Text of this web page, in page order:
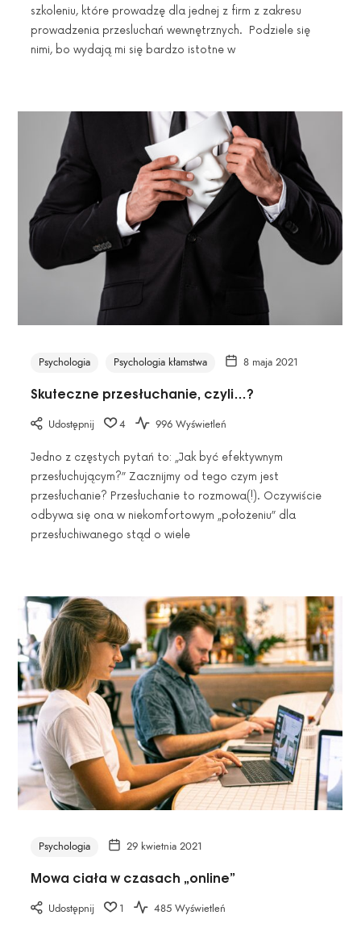
szkoleniu, które prowadzę dla jednej z firm z zakresu
prowadzenia przesluchań wewnętrznych. Podziele się
nimi, bo wydają mi się bardzo istotne w
Psychologia Psychologia kłamstwa 8 maja 2021
Skuteczne przesłuchanie, czyli…?
Udostępnij 4 996 Wyświetleń
Jedno z częstych pytań to: „Jak być efektywnym
przesłuchującym?” Zacznijmy od tego czym jest
przesłuchanie? Przesłuchanie to rozmowa(!). Oczywiście
odbywa się ona w niekomfortowym „położeniu” dla
przesłuchiwanego stąd o wiele
Psychologia 29 kwietnia 2021
Mowa ciała w czasach „online”
Udostępnij 1 485 Wyświetleń